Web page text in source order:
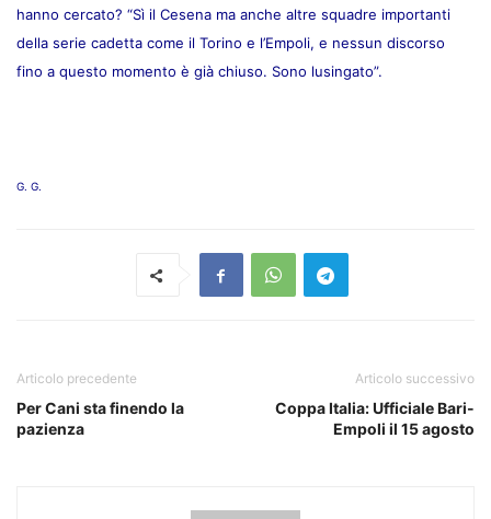
hanno cercato? “Sì il Cesena ma anche altre squadre importanti
della serie cadetta come il Torino e l’Empoli, e nessun discorso
fino a questo momento è già chiuso. Sono lusingato”.
G. G.
Articolo precedente
Per Cani sta finendo la
pazienza
Articolo successivo
Coppa Italia: Ufficiale Bari-
Empoli il 15 agosto